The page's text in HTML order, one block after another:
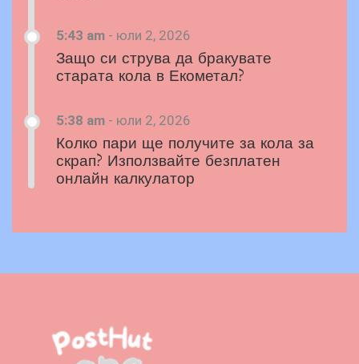
5:43 am - юли 2, 2026
Защо си струва да бракувате
старата кола в Екометал?
5:38 am - юли 2, 2026
Колко пари ще получите за кола за
скрап? Използвайте безплатен
онлайн калкулатор